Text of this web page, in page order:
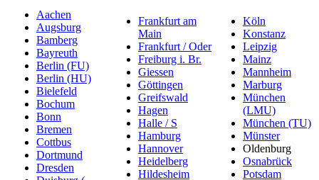
Aachen
Augsburg
Bamberg
Bayreuth
Berlin (FU)
Berlin (HU)
Bielefeld
Bochum
Bonn
Bremen
Cottbus
Dortmund
Dresden
Frankfurt am
Main
Frankfurt / Oder
Freiburg i. Br.
Giessen
Göttingen
Greifswald
Hagen
Halle / S
Hamburg
Hannover
Heidelberg
Hildesheim
Köln
Konstanz
Leipzig
Mainz
Mannheim
Marburg
München
(LMU)
München (TU)
Münster
Oldenburg
Osnabrück
Potsdam